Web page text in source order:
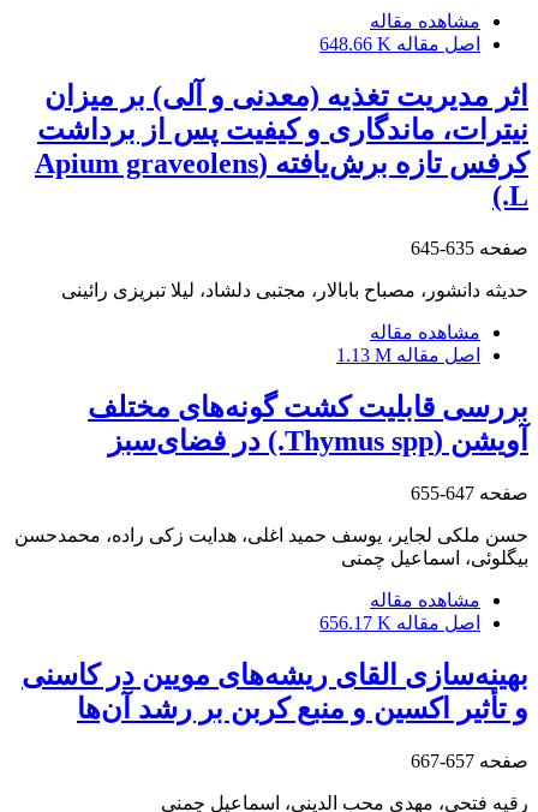
مشاهده مقاله
اصل مقاله 648.66 K
اثر مدیریت تغذیه (معدنی و آلی) بر میزان
نیترات، ماندگاری و کیفیت پس از برداشت
کرفس تازه برش‌یافته (Apium graveolens
L.)
صفحه 635-645
حدیثه دانشور، مصباح بابالار، مجتبی دلشاد، لیلا تبریزی رائینی
مشاهده مقاله
اصل مقاله 1.13 M
بررسی قابلیت کشت گونه‌های مختلف
آویشن (Thymus spp.) در فضای‌سبز
صفحه 647-655
حسن ملکی لجایر، یوسف حمید اغلی، هدایت زکی راده، محمدحسن
بیگلوئی، اسماعیل چمنی
مشاهده مقاله
اصل مقاله 656.17 K
بهینه‌سازی القای ریشه‌های مویین در کاسنی
و تأثیر اکسین و منبع کربن بر رشد آن‌ها
صفحه 657-667
رقیه فتحی، مهدی محب الدینی، اسماعیل چمنی